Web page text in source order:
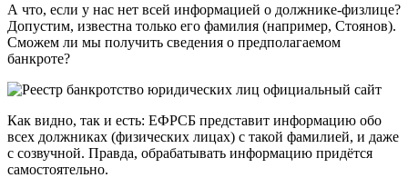
А что, если у нас нет всей информацией о должнике-физлице?
Допустим, известна только его фамилия (например, Стоянов).
Сможем ли мы получить сведения о предполагаемом
банкроте?
Как видно, так и есть: ЕФРСБ представит информацию обо
всех должниках (физических лицах) с такой фамилией, и даже
с созвучной. Правда, обрабатывать информацию придётся
самостоятельно.